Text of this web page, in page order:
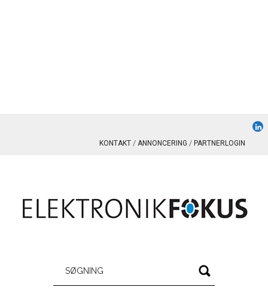
KONTAKT ANNONCERING PARTNERLOGIN